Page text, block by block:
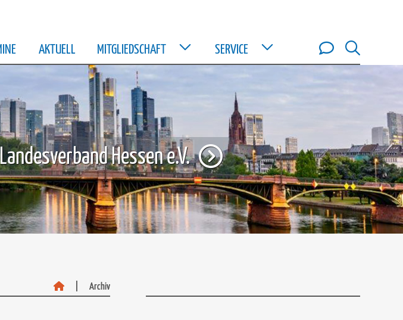
AKTUELL MITGLIEDSCHAFT SERVICE
Hessen e.V.
Archiv
Archiv